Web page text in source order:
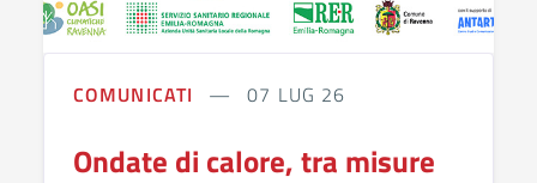
COMUNICATI 07 LUG 26
Ondate di calore, tra misure